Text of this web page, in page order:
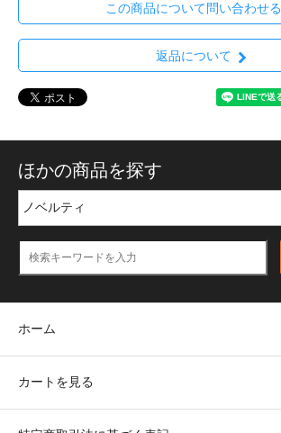
この商品について問い合わせる
返品について
ほかの商品を探す
ホーム
カートを見る